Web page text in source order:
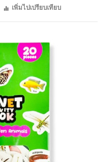
เพิ่มไปเปรียบเทียบ